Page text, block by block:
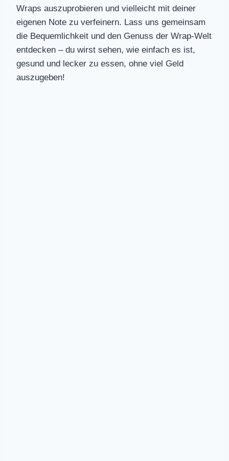
Wraps auszuprobieren und vielleicht mit deiner
eigenen Note zu verfeinern. Lass uns gemeinsam
die Bequemlichkeit und den Genuss der Wrap-Welt
entdecken – du wirst sehen, wie einfach es ist,
gesund und lecker zu essen, ohne viel Geld
auszugeben!